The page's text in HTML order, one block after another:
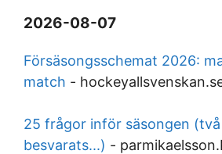
2026-08-07
Försäsongsschemat 2026:
match -
25 frågor inför säsongen
besvarats...) -